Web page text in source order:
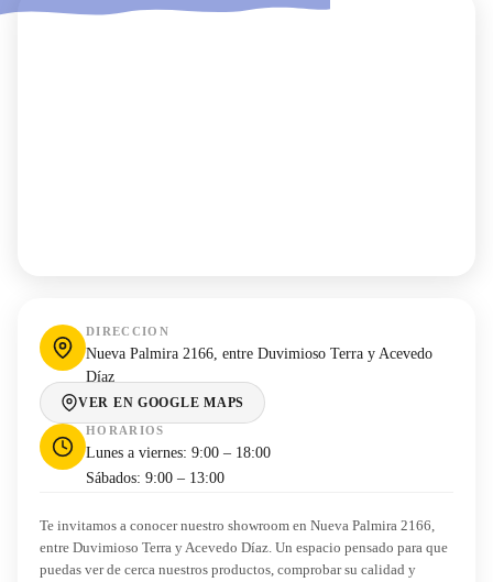
DIRECCION
Nueva Palmira 2166, entre Duvimioso Terra y Acevedo
Díaz
VER EN GOOGLE MAPS
HORARIOS
Lunes a viernes: 9:00 – 18:00
Sábados: 9:00 – 13:00
Te invitamos a conocer nuestro showroom en Nueva Palmira 2166,
entre Duvimioso Terra y Acevedo Díaz. Un espacio pensado para que
puedas ver de cerca nuestros productos, comprobar su calidad y